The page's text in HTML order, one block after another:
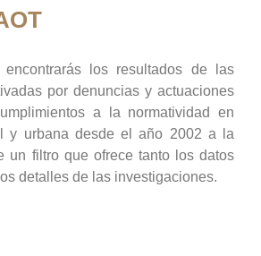
los resultados de las
por denuncias y actuaciones
a la normatividad en
y urbana desde el año 2002 a la
un filtro que ofrece tanto los datos
detalles de las investigaciones.